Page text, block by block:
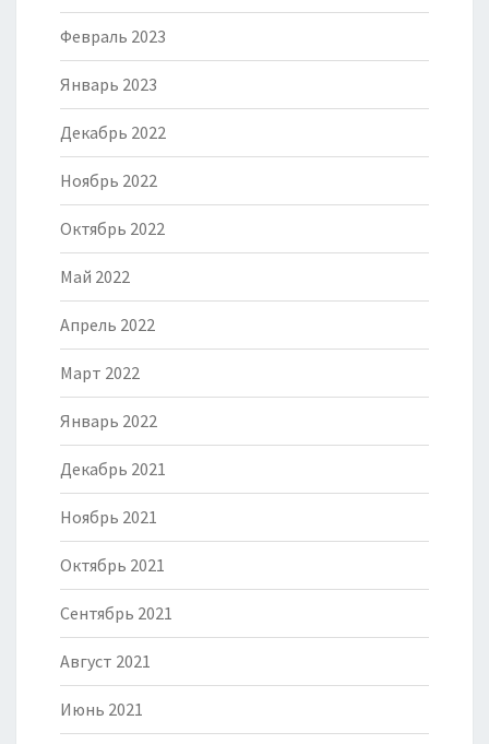
Февраль 2023
Январь 2023
Декабрь 2022
Ноябрь 2022
Октябрь 2022
Май 2022
Апрель 2022
Март 2022
Январь 2022
Декабрь 2021
Ноябрь 2021
Октябрь 2021
Сентябрь 2021
Август 2021
Июнь 2021